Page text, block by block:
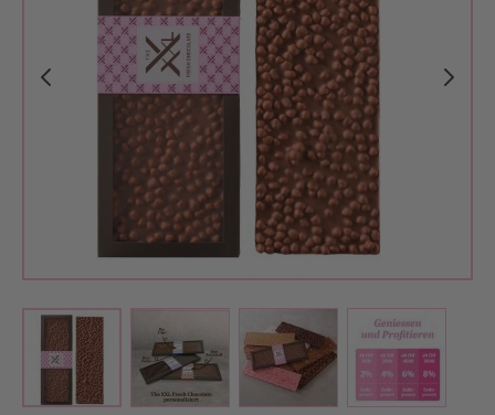
View larger imageView larger imageView larger imageView larger